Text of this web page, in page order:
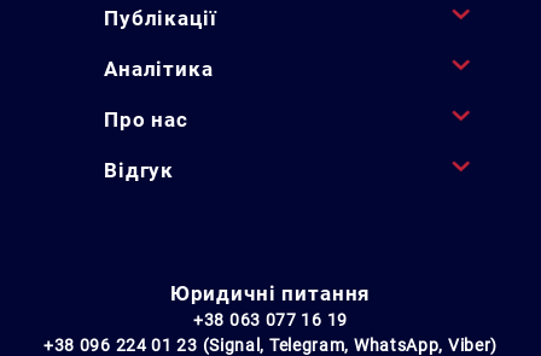
Публікації
Аналітика
Про нас
Відгук
Юридичні питання
+38 063 077 16 19
+38 096 224 01 23 (Signal, Telegram, WhatsApp, Viber)